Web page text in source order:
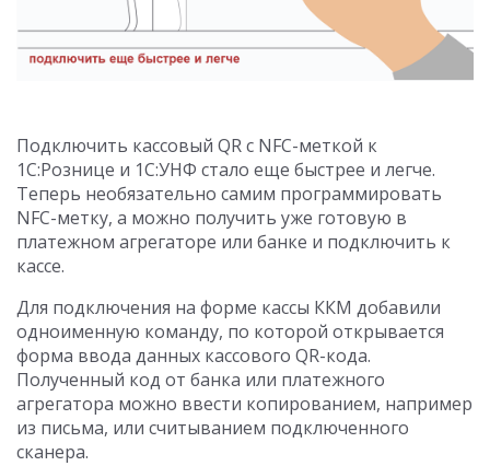
Подключить кассовый QR с NFC-меткой к
1С:Рознице и 1С:УНФ стало еще быстрее и легче.
Теперь необязательно самим программировать
NFC-метку, а можно получить уже готовую в
платежном агрегаторе или банке и подключить к
кассе.
Для подключения на форме кассы ККМ добавили
одноименную команду, по которой открывается
форма ввода данных кассового QR-кода.
Полученный код от банка или платежного
агрегатора можно ввести копированием, например
из письма, или считыванием подключенного
сканера.